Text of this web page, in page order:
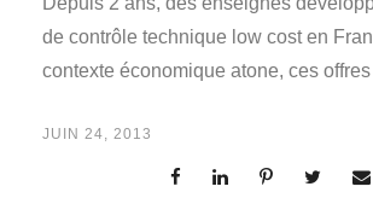
de contrôle technique low cost en
contexte économique atone, ces
JUIN 24, 2013